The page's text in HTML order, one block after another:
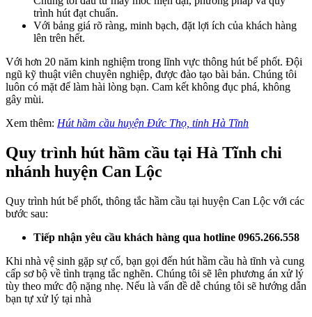
trình hút đạt chuẩn.
Với bảng giá rõ ràng, minh bạch, đặt lợi ích của khách hàng
lên trên hết.
Với hơn 20 năm kinh nghiệm trong lĩnh vực thông hút bể phốt. Đội
ngũ kỹ thuật viên chuyên nghiệp, được đào tạo bài bản. Chúng tôi
luôn có mặt để làm hài lòng bạn. Cam kết không đục phá, không
gây mùi.
Xem thêm: Hút hầm cầu huyện Đức Thọ, tỉnh Hà Tĩnh
Quy trình hút hầm cầu tại Hà Tĩnh chi
nhánh huyện Can Lộc
Quy trình hút bể phốt, thông tắc hầm cầu tại huyện Can Lộc với các
bước sau:
Tiếp nhận yêu cầu khách hàng qua hotline 0965.266.558
Khi nhà vệ sinh gặp sự cố, bạn gọi đến hút hầm cầu hà tĩnh và cung
cấp sơ bộ về tình trạng tắc nghẽn. Chúng tôi sẽ lên phương án xử lý
tùy theo mức độ nặng nhẹ. Nếu là vấn đề dễ chúng tôi sẽ hướng dẫn
bạn tự xử lý tại nhà